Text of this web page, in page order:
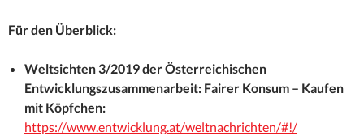
Für den Überblick:
Weltsichten 3/2019 der Österreichischen
Entwicklungszusammenarbeit: Fairer Konsum – Kaufen
mit Köpfchen:
https://www.entwicklung.at/weltnachrichten/#!/